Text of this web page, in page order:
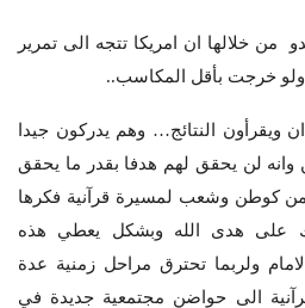
من خلالها ان امريكا تتجه الى تمرير
خرجت بأقل المكاسب..
ويقرأون النتائج… وهم يدركون جيدا
وانه لن يحقق لهم هدفا بقدر ما يحقق
كوطن وشعب لمسيرة قرآنية فكرها
على هدى الله وبشكل يعطي هذه
ولربما تحترق مراحل زمنية عدة
الى حواضن مجتمعية جديدة في